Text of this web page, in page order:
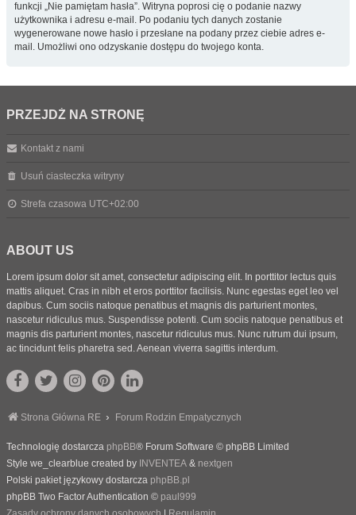
funkcji „Nie pamiętam hasła”. Witryna poprosi cię o podanie nazwy
użytkownika i adresu e-mail. Po podaniu tych danych zostanie
wygenerowane nowe hasło i przesłane na podany przez ciebie adres e-
mail. Umożliwi ono odzyskanie dostępu do twojego konta.
PRZEJDŹ NA STRONĘ
Kontakt z nami
Usuń ciasteczka witryny
Strefa czasowa UTC+02:00
ABOUT US
Lorem ipsum dolor sit amet, consectetur adipiscing elit. In porttitor lectus quis
mattis aliquet. Cras in nibh et eros porttitor facilisis. Nunc egestas eget leo vel
dapibus. Cum sociis natoque penatibus et magnis dis parturient montes,
nascetur ridiculus mus. Suspendisse potenti. Cum sociis natoque penatibus et
magnis dis parturient montes, nascetur ridiculus mus. Nunc rutrum dui ipsum,
ac tincidunt felis pharetra sed. Aenean viverra sagittis interdum.
Strona Główna RE Forum Rodzin Empatycznych
Technologię dostarcza phpBB® Forum Software © phpBB Limited
Style we_clearblue created by INVENTEA & nextgen
Polski pakiet językowy dostarcza phpBB.pl
phpBB Two Factor Authentication © paul999